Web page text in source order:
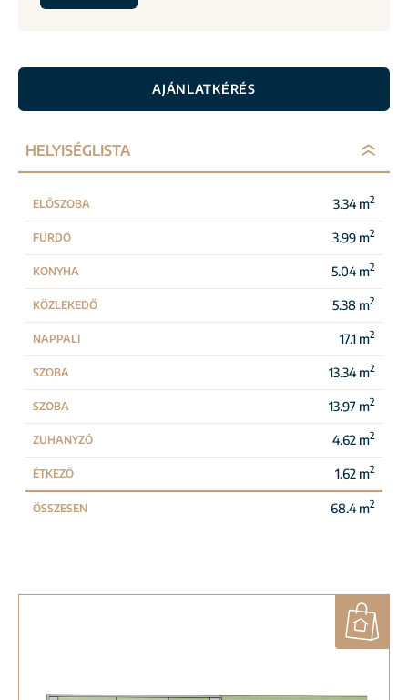
AJÁNLATKÉRÉS
HELYISÉGLISTA
ELŐSZOBA 3.34 m2
FÜRDŐ 3.99 m2
KONYHA 5.04 m2
KÖZLEKEDŐ 5.38 m2
NAPPALI 17.1 m2
SZOBA 13.34 m2
SZOBA 13.97 m2
ZUHANYZÓ 4.62 m2
ÉTKEZŐ 1.62 m2
ÖSSZESEN 68.4 m2